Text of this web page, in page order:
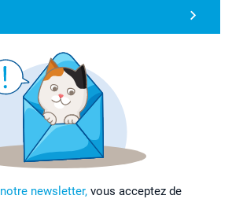
notre newsletter, vous acceptez de